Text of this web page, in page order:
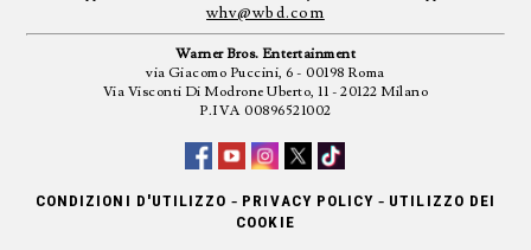
whv@wbd.com
Warner Bros. Entertainment
via Giacomo Puccini, 6 - 00198 Roma
Via Visconti Di Modrone Uberto, 11 - 20122 Milano
P.IVA 00896521002
CONDIZIONI D'UTILIZZO - PRIVACY POLICY - UTILIZZO DEI
COOKIE